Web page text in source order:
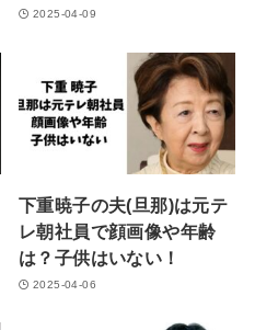
2025-04-09
下重暁子の夫(旦那)は元テ
レ朝社員で顔画像や年齢
は？子供はいない！
2025-04-06